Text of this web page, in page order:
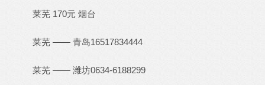
莱芜 170元 烟台
莱芜 —— 青岛16517834444
莱芜 —— 潍坊0634-6188299